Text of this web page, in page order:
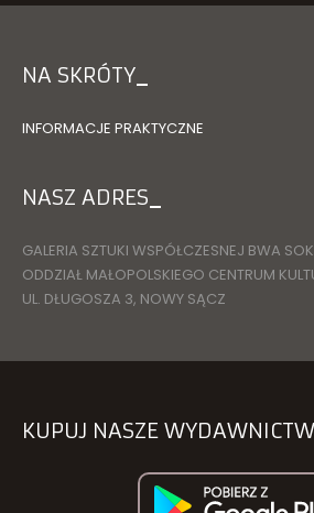
KUPUJ NASZE
NA SKRÓTY
INFORMACJE PRAKTYCZNE
NASZ ADRES
GALERIA SZTUKI WSPÓŁCZESNEJ BWA
ODDZIAŁ MAŁOPOLSKIEGO CENTRUM
UL. DŁUGOSZA 3, NOWY SĄCZ